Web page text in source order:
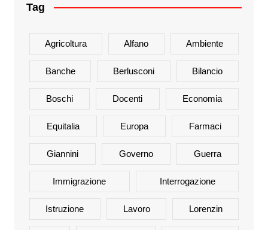
Tag
Agricoltura Alfano Ambiente
Banche Berlusconi Bilancio
Boschi Docenti Economia
Equitalia Europa Farmaci
Giannini Governo Guerra
Immigrazione Interrogazione
Istruzione Lavoro Lorenzin